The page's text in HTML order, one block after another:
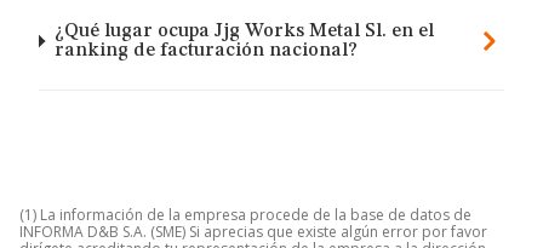
¿Qué lugar ocupa Jjg Works Metal Sl. en el
ranking de facturación nacional?
(1) La información de la empresa procede de la base de datos de
INFORMA D&B S.A. (SME) Si aprecias que existe algún error por favor